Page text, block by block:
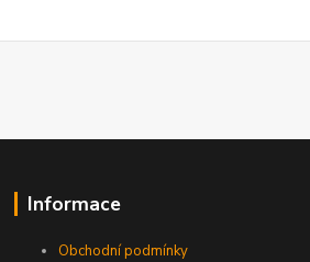
Informace
Obchodní podmínky